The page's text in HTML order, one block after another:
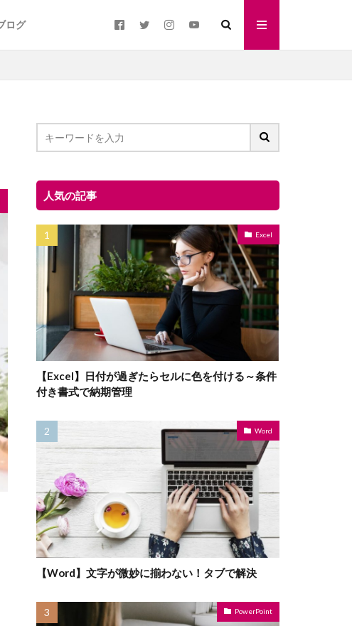
ログ
人気の記事
Excel
【Excel】日付が過ぎたらセルに色を付ける～条件
付き書式で納期管理
Word
【Word】文字が微妙に揃わない！タブで解決
PowerPoint